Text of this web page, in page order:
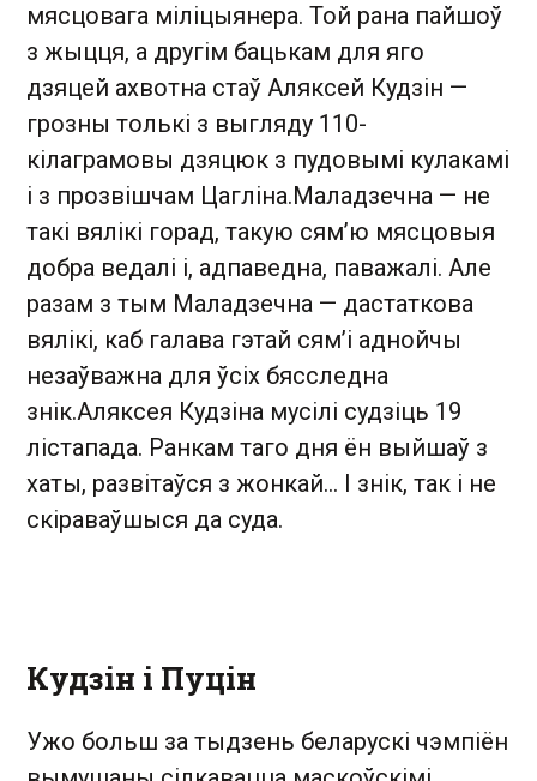
мясцовага міліцыянера. Той рана пайшоў
з жыцця, а другім бацькам для яго
дзяцей ахвотна стаў Аляксей Кудзін —
грозны толькі з выгляду 110-
кілаграмовы дзяцюк з пудовымі кулакамі
і з прозвішчам Цагліна.Маладзечна — не
такі вялікі горад, такую сям’ю мясцовыя
добра ведалі і, адпаведна, паважалі. Але
разам з тым Маладзечна — дастаткова
вялікі, каб галава гэтай сям’і аднойчы
незаўважна для ўсіх бясследна
знік.Аляксея Кудзіна мусілі судзіць 19
лістапада. Ранкам таго дня ён выйшаў з
хаты, развітаўся з жонкай… І знік, так і не
скіраваўшыся да суда.
Кудзін і Пуцін
Ужо больш за тыдзень беларускі чэмпіён